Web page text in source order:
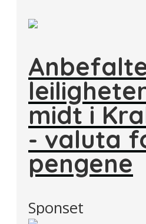
midt i
- valuta
pengene
Sponset